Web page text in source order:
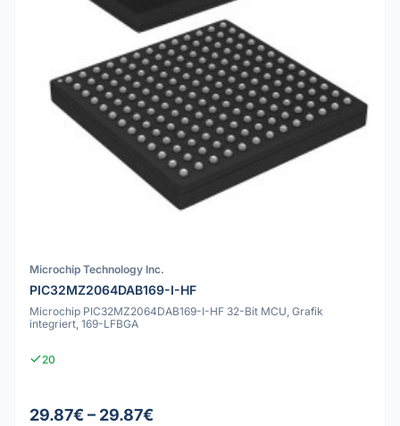
Microchip Technology Inc.
PIC32MZ2064DAB169-I-HF
Microchip PIC32MZ2064DAB169-I-HF 32-Bit MCU, Grafik
integriert, 169-LFBGA
20
29.87€ – 29.87€